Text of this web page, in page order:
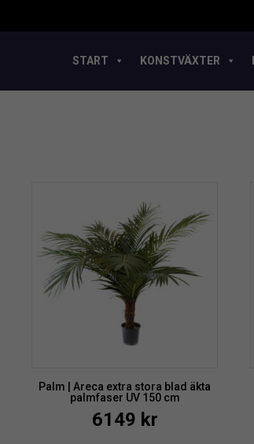
START KONSTVÄXTER
Palm | Areca extra stora blad äkta
palmfaser UV 150 cm
6149 kr